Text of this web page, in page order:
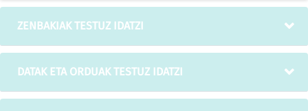
ZENBAKIAK TESTUZ IDATZI
DATAK ETA ORDUAK TESTUZ IDATZI